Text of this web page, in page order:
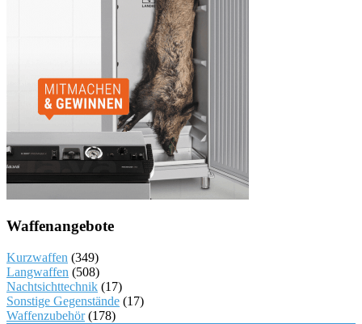
Waffenangebote
Kurzwaffen (349)
Langwaffen (508)
Nachtsichttechnik (17)
Sonstige Gegenstände (17)
Waffenzubehör(178)